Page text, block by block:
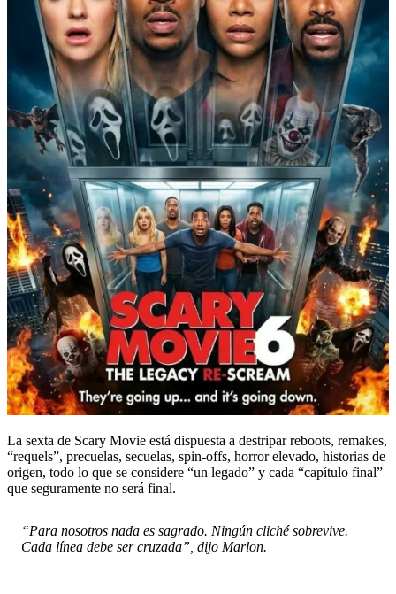
La sexta de Scary Movie está dispuesta a destripar reboots, remakes,
“requels”, precuelas, secuelas, spin-offs, horror elevado, historias de
origen, todo lo que se considere “un legado” y cada “capítulo final”
que seguramente no será final.
“Para nosotros nada es sagrado. Ningún cliché sobrevive.
Cada línea debe ser cruzada”, dijo Marlon.